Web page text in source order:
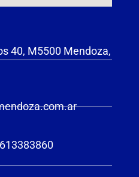
40, M5500 Mendoza,